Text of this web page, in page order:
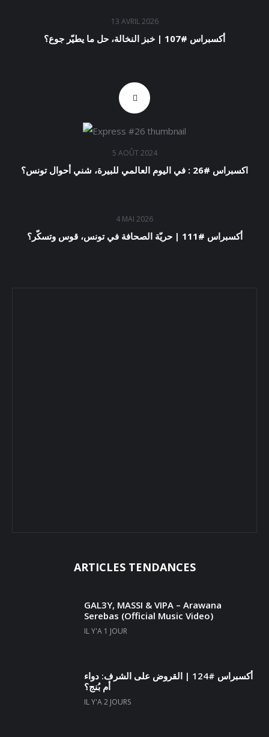
13 AVRIL 2026
أكسبراس #107 | خبز النخالة، حل ما يطيّر جوع؟
5 AOÛT 2024
اكسبراس #26 : في اليوم العالمي للبيرة، شني أحوال تونس؟
4 MAI 2026
أكسبراس #111 | حريّة الصحافة في تونس، قوس وتسكّر؟
ARTICLES TENDANCES
GAL3Y, MASSI & VIPA – Arawana
Serebas (Official Music Video)
IL Y'A 1 JOUR
أكسبراس #124 | القروض على الشرف: دواء
أم بُنج؟
IL Y'A 2 JOURS